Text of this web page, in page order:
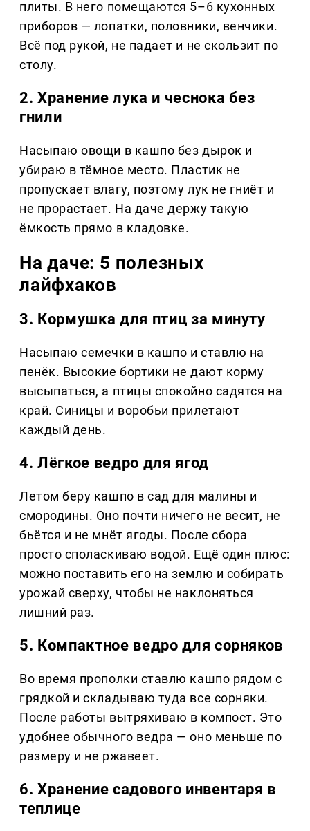
плиты. В него помещаются 5–6 кухонных
приборов — лопатки, половники, венчики.
Всё под рукой, не падает и не скользит по
столу.
2. Хранение лука и чеснока без
гнили
Насыпаю овощи в кашпо без дырок и
убираю в тёмное место. Пластик не
пропускает влагу, поэтому лук не гниёт и
не прорастает. На даче держу такую
ёмкость прямо в кладовке.
На даче: 5 полезных
лайфхаков
3. Кормушка для птиц за минуту
Насыпаю семечки в кашпо и ставлю на
пенёк. Высокие бортики не дают корму
высыпаться, а птицы спокойно садятся на
край. Синицы и воробьи прилетают
каждый день.
4. Лёгкое ведро для ягод
Летом беру кашпо в сад для малины и
смородины. Оно почти ничего не весит, не
бьётся и не мнёт ягоды. После сбора
просто споласкиваю водой. Ещё один плюс:
можно поставить его на землю и собирать
урожай сверху, чтобы не наклоняться
лишний раз.
5. Компактное ведро для сорняков
Во время прополки ставлю кашпо рядом с
грядкой и складываю туда все сорняки.
После работы вытряхиваю в компост. Это
удобнее обычного ведра — оно меньше по
размеру и не ржавеет.
6. Хранение садового инвентаря в
теплице